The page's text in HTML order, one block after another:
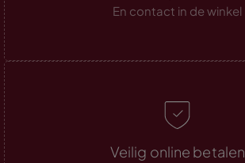
En contact in de winkel
Veilig online betalen